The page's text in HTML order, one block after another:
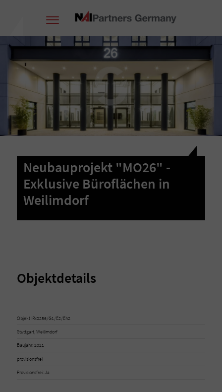
Neubauprojekt "MO26" -
Exklusive Büroflächen in
Weilimdorf
Objektdetails
Objekt IRx0256/G1/E2/Eh2
Stuttgart, Weilimdorf
Baujahr: 2021
provisionsfrei
Provisionsfrei: Ja